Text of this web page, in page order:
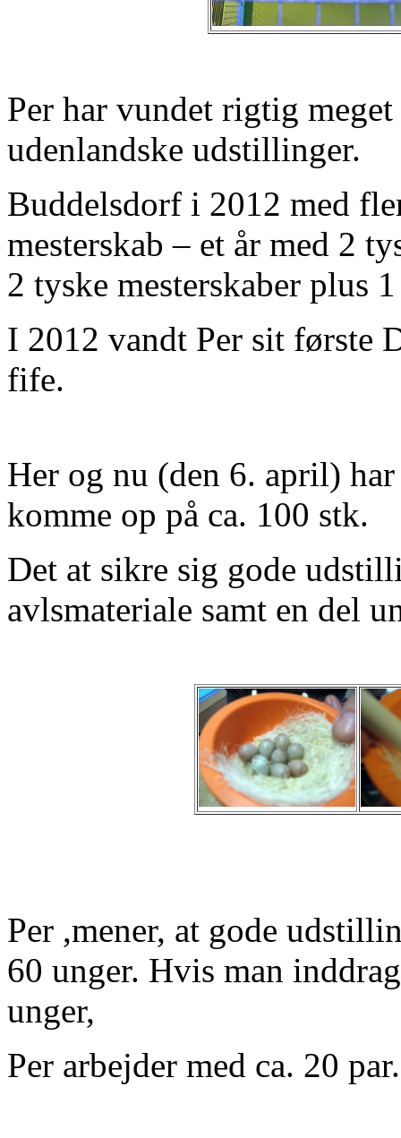
Per har vundet rigtig
udenlandske udstillinger.
Buddelsdorf i 2012 med
mesterskab – et år med 2
2 tyske mesterskaber plus
I 2012 vandt Per sit første
fife.
Her og nu (den 6. april)
komme op på ca. 100 stk.
Det at sikre sig gode
avlsmateriale samt en del
Per ,mener, at gode
60 unger. Hvis man
unger,
Per arbejder med ca. 20 par.